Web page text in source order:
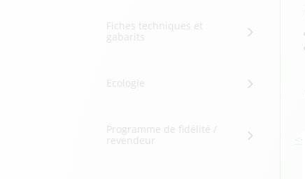
Fiches techniques et
gabarits
Ecologie
Programme de fidélité /
revendeur